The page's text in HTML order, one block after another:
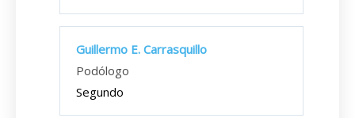
Guillermo E. Carrasquillo
Podólogo
Segundo